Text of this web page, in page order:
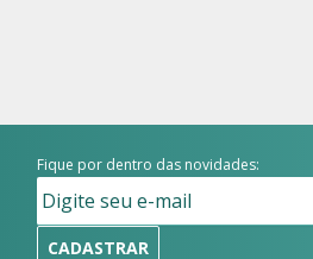
Fique por dentro das novidades:
CADASTRAR